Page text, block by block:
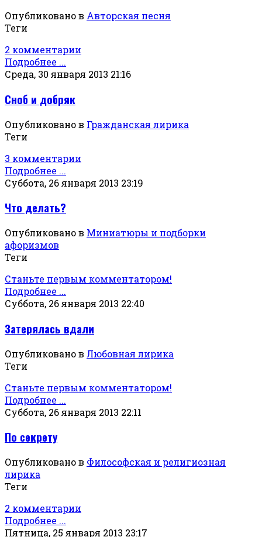
Опубликовано в Авторская песня
Теги
2 комментарии
Подробнее ...
Среда, 30 января 2013 21:16
Сноб и добряк
Опубликовано в Гражданская лирика
Теги
3 комментарии
Подробнее ...
Суббота, 26 января 2013 23:19
Что делать?
Опубликовано в Миниатюры и подборки
афоризмов
Теги
Станьте первым комментатором!
Подробнее ...
Суббота, 26 января 2013 22:40
Затерялась вдали
Опубликовано в Любовная лирика
Теги
Станьте первым комментатором!
Подробнее ...
Суббота, 26 января 2013 22:11
По секрету
Опубликовано в Философская и религиозная
лирика
Теги
2 комментарии
Подробнее ...
Пятница, 25 января 2013 23:17